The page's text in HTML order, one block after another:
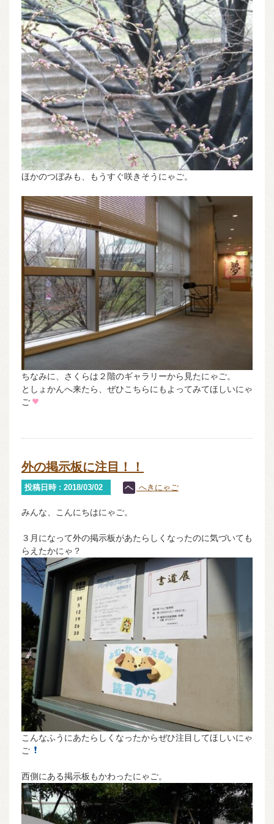
ほかのつぼみも、もうすぐ咲きそうにゃご。
ちなみに、さくらは２階のギャラリーから見たにゃご。
としょかんへ来たら、ぜひこちらにもよってみてほしいにゃ
ご
外の掲示板に注目！！
投稿日時 : 2018/03/02 へきにゃご
みんな、こんにちはにゃご。
３月になって外の掲示板があたらしくなったのに気づいても
らえたかにゃ？
こんなふうにあたらしくなったからぜひ注目してほしいにゃ
ご
西側にある掲示板もかわったにゃご。